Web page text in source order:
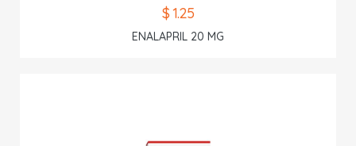
$ 1.25
ENALAPRIL 20 MG